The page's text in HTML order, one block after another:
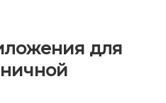
для